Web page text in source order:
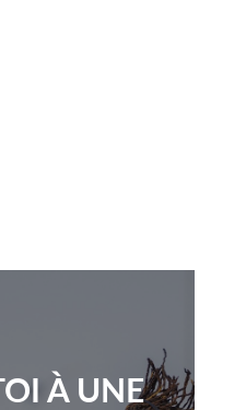
À UNE